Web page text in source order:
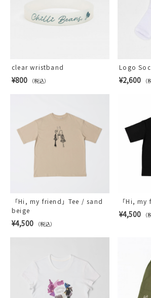
clear wristband
¥800 （税込）
Logo
¥2,600 （
「Hi, my friend」Tee / sand
beige
¥4,500 （税込）
「Hi,
¥4,500 （